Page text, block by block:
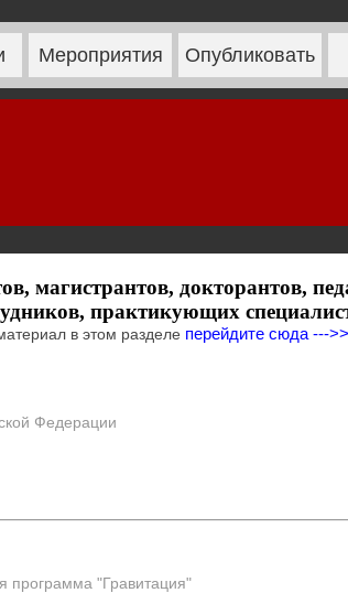
Мероприятия Опубликовать
магистрантов, докторантов,
практикующих
в этом разделе перейдите сюда ---
Федерации
программа "Гравитация"